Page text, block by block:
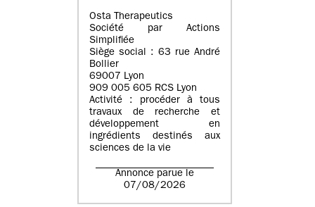
Osta Therapeutics
Société par Actions
Simplifiée
Siège social : 63 rue André
Bollier
69007 Lyon
909 005 605 RCS Lyon
Activité : procéder à tous
travaux de recherche et
développement en
ingrédients destinés aux
sciences de la vie
Annonce parue le
07/08/2026